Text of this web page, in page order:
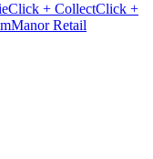
Click + CollectClick +
Manor Retail